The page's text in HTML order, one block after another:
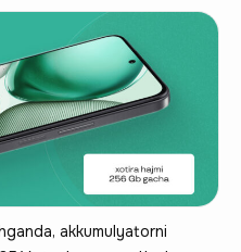
akkumulyatorni